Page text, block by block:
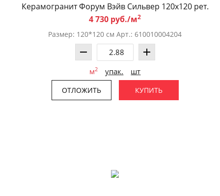
Керамогранит Форум Вэйв Сильвер 120x120 рет.
4 730 руб./м2
Размер: 120*120 см Арт.: 610010004204
м2 упак. шт
ОТЛОЖИТЬ КУПИТЬ